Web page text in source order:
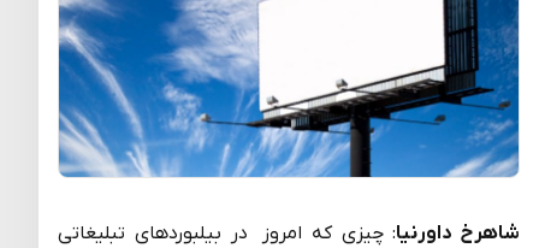
شاهرخ داورنیا: چیزی که امروز در بیلبوردهای تبلیغاتی